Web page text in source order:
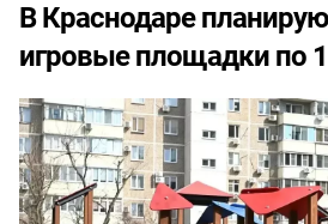
В Краснодаре
игровые площадки по